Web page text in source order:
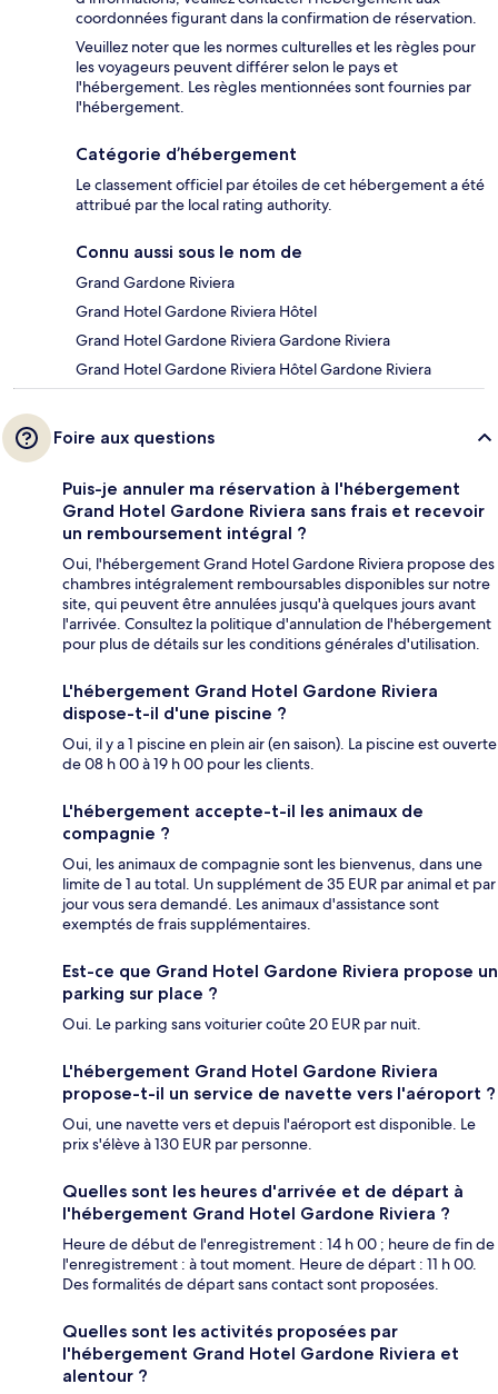
coordonnées figurant dans la confirmation de réservation.
Veuillez noter que les normes culturelles et les règles pour
les voyageurs peuvent différer selon le pays et
l'hébergement. Les règles mentionnées sont fournies par
l'hébergement.
Catégorie d’hébergement
Le classement officiel par étoiles de cet hébergement a été
attribué par the local rating authority.
Connu aussi sous le nom de
Grand Gardone Riviera
Grand Hotel Gardone Riviera Hôtel
Grand Hotel Gardone Riviera Gardone Riviera
Grand Hotel Gardone Riviera Hôtel Gardone Riviera
Foire aux questions
Puis-je annuler ma réservation à l'hébergement
Grand Hotel Gardone Riviera sans frais et recevoir
un remboursement intégral ?
Oui, l'hébergement Grand Hotel Gardone Riviera propose des
chambres intégralement remboursables disponibles sur notre
site, qui peuvent être annulées jusqu'à quelques jours avant
l'arrivée. Consultez la politique d'annulation de l'hébergement
pour plus de détails sur les conditions générales d'utilisation.
L'hébergement Grand Hotel Gardone Riviera
dispose-t-il d'une piscine ?
Oui, il y a 1 piscine en plein air (en saison). La piscine est ouverte
de 08 h 00 à 19 h 00 pour les clients.
L'hébergement accepte-t-il les animaux de
compagnie ?
Oui, les animaux de compagnie sont les bienvenus, dans une
limite de 1 au total. Un supplément de 35 EUR par animal et par
jour vous sera demandé. Les animaux d'assistance sont
exemptés de frais supplémentaires.
Est-ce que Grand Hotel Gardone Riviera propose un
parking sur place ?
Oui. Le parking sans voiturier coûte 20 EUR par nuit.
L'hébergement Grand Hotel Gardone Riviera
propose-t-il un service de navette vers l'aéroport ?
Oui, une navette vers et depuis l'aéroport est disponible. Le
prix s'élève à 130 EUR par personne.
Quelles sont les heures d'arrivée et de départ à
l'hébergement Grand Hotel Gardone Riviera ?
Heure de début de l'enregistrement : 14 h 00 ; heure de fin de
l'enregistrement : à tout moment. Heure de départ : 11 h 00.
Des formalités de départ sans contact sont proposées.
Quelles sont les activités proposées par
l'hébergement Grand Hotel Gardone Riviera et
alentour ?